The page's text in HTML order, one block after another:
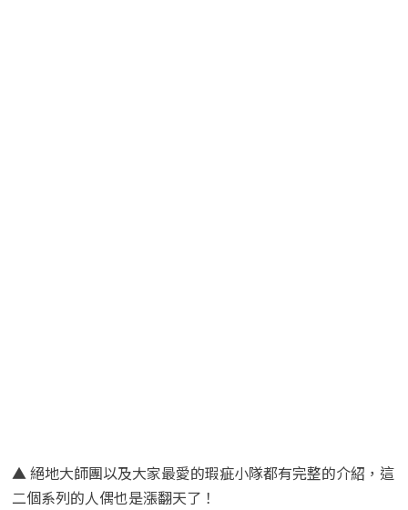
▲ 絕地大師團以及大家最愛的瑕疵小隊都有完整的介紹，這
二個系列的人偶也是漲翻天了！